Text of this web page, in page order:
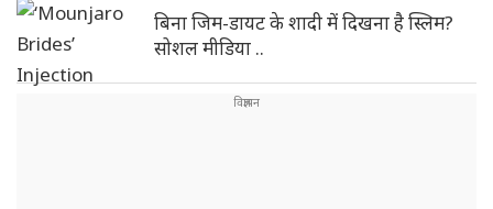
बिना जिम-डायट के शादी में दिखना है स्लिम?
सोशल मीडिया ..